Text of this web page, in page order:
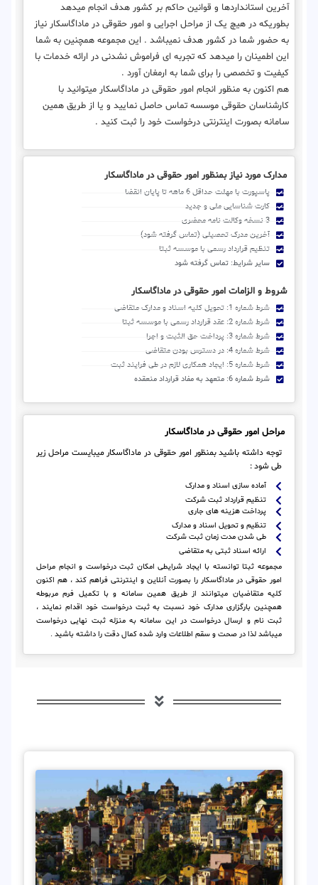
آخرین استانداردها و قوانین حاکم بر کشور هدف انجام میدهد
بطوریکه در هیچ یک از مراحل اجرایی و امور حقوقی در ماداگاسکار نیاز
به حضور شما در کشور هدف نمیباشد . این مجموعه همچنین به شما
این اطمینان را میدهد که تجربه ای فراموش نشدنی در ارائه خدمات با
کیفیت و تخصصی را برای شما به ارمغان آورد .
هم اکنون به منظور انجام امور حقوقی در ماداگاسکار میتوانید با
کارشناسان حقوقی موسسه تماس حاصل نمایید و یا از طریق همین
سامانه بصورت اینترنتی درخواست خود را ثبت کنید .
مدارک مورد نیاز بمنظور امور حقوقی در ماداگاسکار
پاسپورت با مهلت حداقل 6 ماهه تا پایان انقضا
کارت شناسایی ملی و جدید
3 نسخه وکالت نامه محضری
آخرین مدرک تحصیلی (تماس گرفته شود)
تنظیم قرارداد رسمی با موسسه ثبتا
سایر شرایط: تماس گرفته شود
شروط و الزامات امور حقوقی در ماداگاسکار
شرط شماره 1: تحویل کلیه اسناد و مدارک متقاضی
شرط شماره 2: عقد قرارداد رسمی با موسسه ثبتا
شرط شماره 3: پرداخت حق الثبت و اجرا
شرط شماره 4: در دسترس بودن متقاضی
شرط شماره 5: ایجاد همکاری لازم در طی فرایند ثبت
شرط شماره 6: متعهد به مفاد قرارداد منعقده
مراحل امور حقوقی در ماداگاسکار
توجه داشته باشید بمنظور امور حقوقی در ماداگاسکار میبایست مراحل زیر
طی شود :
آماده سازی اسناد و مدارک
تنظیم قرارداد ثبت شرکت
پرداخت هزینه های جاری
تنظیم و تحویل اسناد و مدارک
طی شدن مدت زمان ثبت شرکت
ارائه اسناد ثبتی به متقاضی
مجموعه ثبتا توانسته با ایجاد شرایطی امکان ثبت درخواست و انجام مراحل
امور حقوقی در ماداگاسکار را بصورت آنلاین و اینترنتی فراهم کند ، هم اکنون
کلیه متقاضیان میتوانند از طریق همین سامانه و با تکمیل فرم مربوطه
همچنین بارگزاری مدارک خود نسبت به ثبت درخواست خود اقدام نمایند ،
ثبت نام و ارسال درخواست در این سامانه به منزله ثبت نهایی درخواست
میباشد لذا در صحت و سقم اطلاعات وارد شده کمال دقت را داشته باشید .